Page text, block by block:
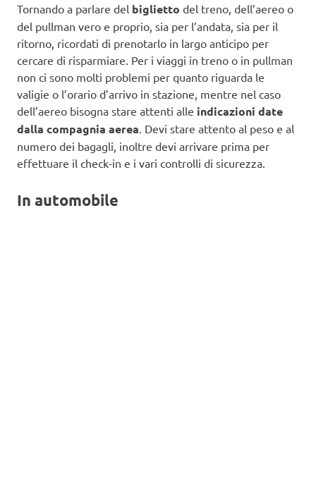
Tornando a parlare del biglietto del treno, dell’aereo o
del pullman vero e proprio, sia per l’andata, sia per il
ritorno, ricordati di prenotarlo in largo anticipo per
cercare di risparmiare. Per i viaggi in treno o in pullman
non ci sono molti problemi per quanto riguarda le
valigie o l’orario d’arrivo in stazione, mentre nel caso
dell’aereo bisogna stare attenti alle indicazioni date
dalla compagnia aerea . Devi stare attento al peso e al
numero dei bagagli, inoltre devi arrivare prima per
effettuare il check-in e i vari controlli di sicurezza.
In automobile